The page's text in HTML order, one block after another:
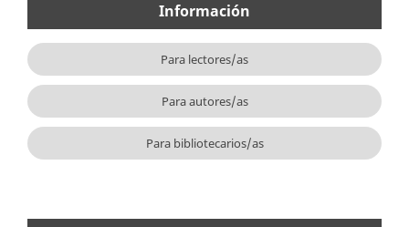
Información
Para lectores/as
Para autores/as
Para bibliotecarios/as